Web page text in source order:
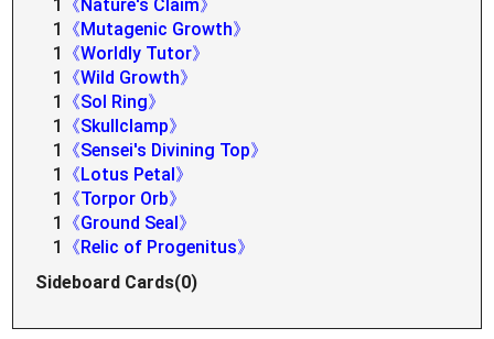
1
《Nature's Claim》
1
《Mutagenic Growth》
1
《Worldly Tutor》
1
《Wild Growth》
1
《Sol Ring》
1
《Skullclamp》
1
《Sensei's Divining Top》
1
《Lotus Petal》
1
《Torpor Orb》
1
《Ground Seal》
1
《Relic of Progenitus》
Sideboard Cards(0)